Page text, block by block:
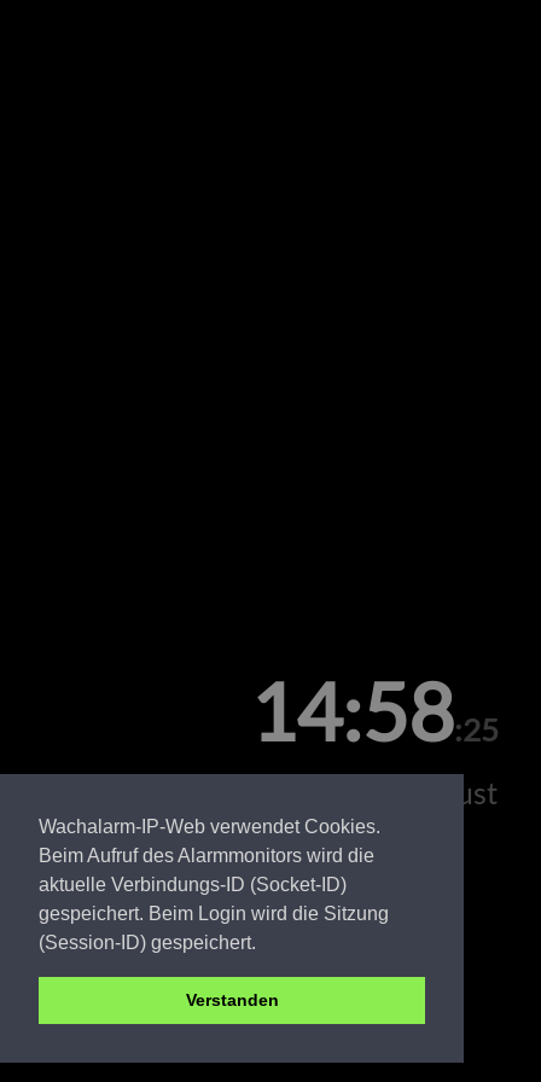
Wachalarm-IP-Web verwendet Cookies.
Beim Aufruf des Alarmmonitors wird die
aktuelle Verbindungs-ID (Socket-ID)
gespeichert. Beim Login wird die Sitzung
(Session-ID) gespeichert.
Verstanden
14:58:25
Freitag, 07. August
LDS FW Wildau